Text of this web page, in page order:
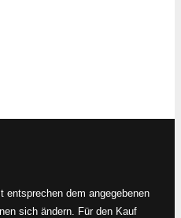
entsprechen dem angegebenen
sich ändern. Für den Kauf